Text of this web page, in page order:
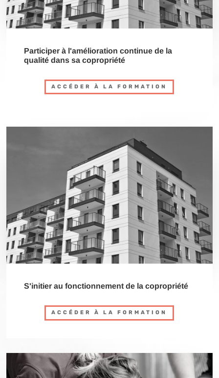
Participer à l'amélioration continue de la
qualité dans sa copropriété
ACCÉDER À LA FORMATION
S'initier au fonctionnement de la copropriété
ACCÉDER À LA FORMATION